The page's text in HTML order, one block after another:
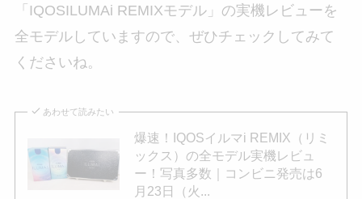
「IQOSILUMAi REMIXモデル」の実機レビューを
全モデルしていますので、ぜひチェックしてみて
くださいね。
あわせて読みたい
爆速！IQOSイルマi REMIX（リミ
ックス）の全モデル実機レビュ
ー！写真多数｜コンビニ発売は6
月23日（火...